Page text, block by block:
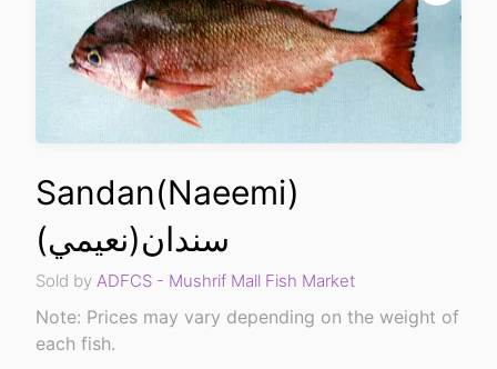
Sandan(Naeemi)
سندان(نعيمي)
Sold by ADFCS - Mushrif Mall Fish Market
Note: Prices may vary depending on the weight of
each fish.